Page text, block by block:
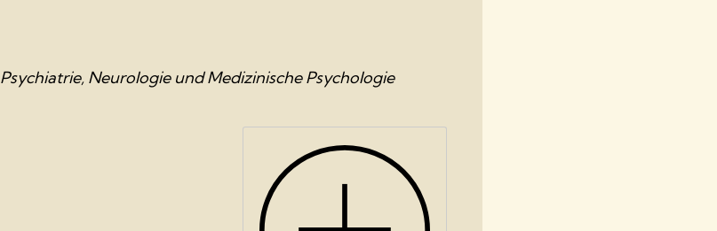
Psychiatrie, Neurologie und Medizinische Psychologie